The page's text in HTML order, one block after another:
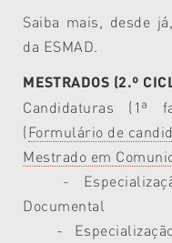
Saiba mais, desde
da ESMAD.
MESTRADOS (2.º
Candidaturas (1ª
(Formulário de
Mestrado em
-
Documental
- Especialização